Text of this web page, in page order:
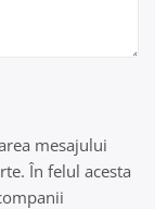
mesajului
În felul acesta